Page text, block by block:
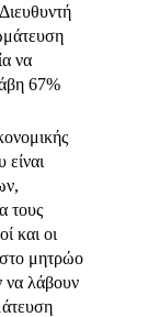
να
67%
τους
και οι
μητρώο
λάβουν